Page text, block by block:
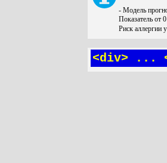
- Модель
Показатель от
Риск аллергии
<div> ...